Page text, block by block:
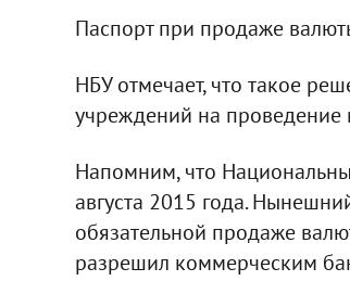
Паспорт при продаже
НБУ отмечает, что такое
учреждений на проведение
Напомним, что
августа 2015 года.
обязательной продаже
разрешил коммерческим